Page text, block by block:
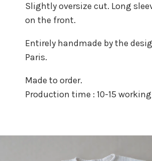
Slightly oversize cut. Long
on the front.
Entirely handmade by the
Paris.
Made to order.
Production time : 10-15